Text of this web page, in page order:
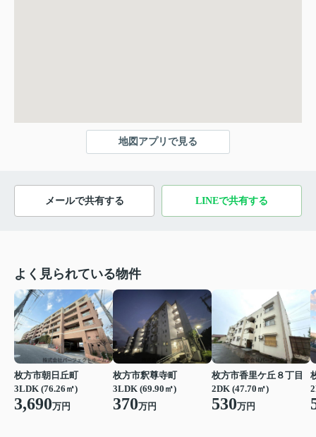
地図アプリで見る
メールで共有する LINEで共有する
よく見られている物件
枚方市朝日丘町
3LDK (76.26㎡)
3,690万円
枚方市釈尊寺町
3LDK (69.90㎡)
370万円
枚方市香里ケ丘８丁目
2DK (47.70㎡)
530万円